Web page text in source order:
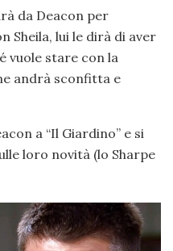
da Deacon per
Sheila, lui le dirà di aver
vuole stare con la
andrà sconfitta e
a “Il Giardino” e si
loro novità (lo Sharpe